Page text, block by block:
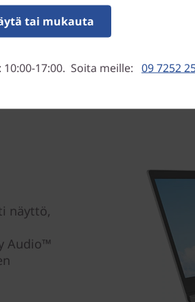
näyttö,
Audio™
tai mukauta
17:00. Soita meille: 09 7252